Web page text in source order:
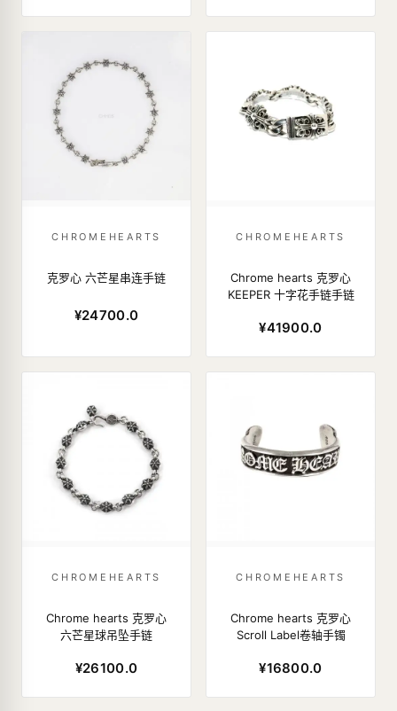
CHROMEHEARTS
克罗心 六芒星串连手链
¥24700.0
CHROMEHEARTS
Chrome hearts 克罗心
KEEPER 十字花手链手链
¥41900.0
CHROMEHEARTS
Chrome hearts 克罗心
六芒星球吊坠手链
¥26100.0
CHROMEHEARTS
Chrome hearts 克罗心
Scroll Label卷轴手镯
¥16800.0